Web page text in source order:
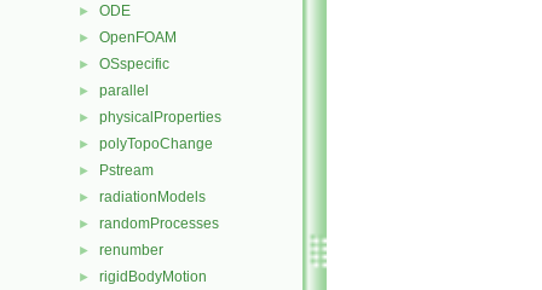
► ODE
► OpenFOAM
► OSspecific
► parallel
► physicalProperties
► polyTopoChange
► Pstream
► radiationModels
► randomProcesses
► renumber
► rigidBodyMotion